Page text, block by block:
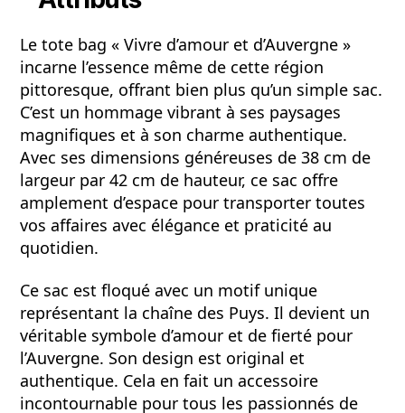
Le tote bag « Vivre d’amour et d’Auvergne »
incarne l’essence même de cette région
pittoresque, offrant bien plus qu’un simple sac.
C’est un hommage vibrant à ses paysages
magnifiques et à son charme authentique.
Avec ses dimensions généreuses de 38 cm de
largeur par 42 cm de hauteur, ce sac offre
amplement d’espace pour transporter toutes
vos affaires avec élégance et praticité au
quotidien.
Ce sac est floqué avec un motif unique
représentant la chaîne des Puys. Il devient un
véritable symbole d’amour et de fierté pour
l’Auvergne. Son design est original et
authentique. Cela en fait un accessoire
incontournable pour tous les passionnés de